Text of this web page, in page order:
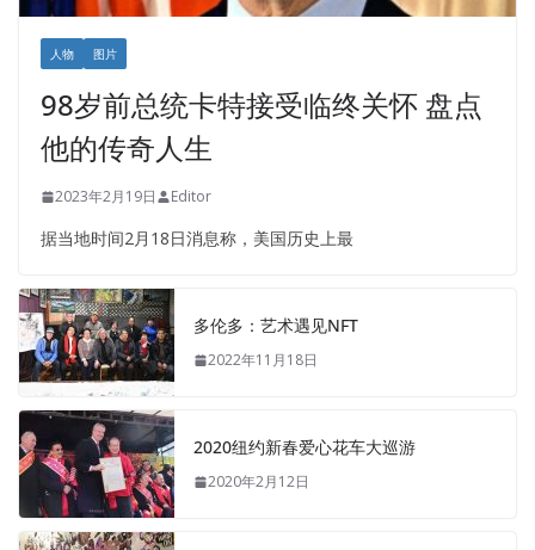
人物 图片
98岁前总统卡特接受临终关怀 盘点
他的传奇人生
2023年2月19日 Editor
据当地时间2月18日消息称，美国历史上最
多伦多：艺术遇见NFT
2022年11月18日
2020纽约新春爱心花车大巡游
2020年2月12日